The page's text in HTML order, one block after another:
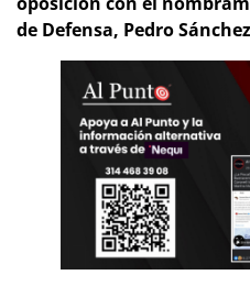
de Defensa, Pedro Sánchez